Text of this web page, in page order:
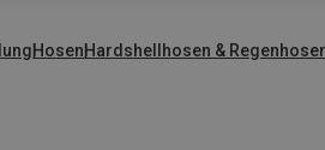
HosenHardshellhosen &